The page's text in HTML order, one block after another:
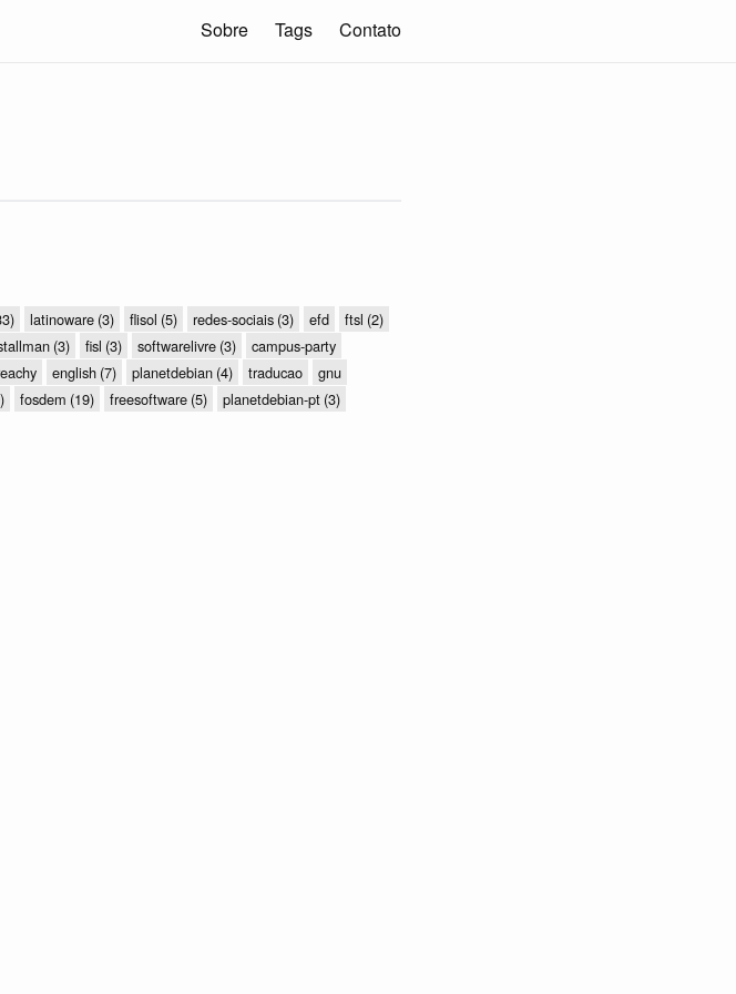
Sobre Tags Contato
latinoware (3) flisol (5) redes-sociais (3) efd ftsl (2)
(3) fisl (3) softwarelivre (3)
campus-party
english (7) planetdebian (4) traducao
gnu
fosdem (19) freesoftware (5) planetdebian-pt (3)